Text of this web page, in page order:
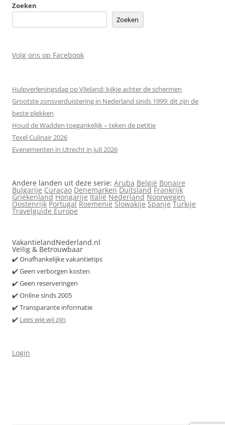
Zoeken
Zoeken
Volg ons op Facebook
Hulpverleningsdag op Vlieland: kijkje achter de schermen
Grootste zonsverduistering in Nederland sinds 1999: dit zijn de
beste plekken
Houd de Wadden toegankelijk – teken de petitie
Texel Culinair 2026
Evenementen in Utrecht in juli 2026
Andere landen uit deze serie: Aruba België Bonaire
Bulgarije Curaçao Denemarken Duitsland Frankrijk
Griekenland Hongarije Italië Nederland Noorwegen
Oostenrijk Portugal Roemenië Slowakije Spanje Turkije
Travelguide Europe
VakantielandNederland.nl
Veilig & Betrouwbaar
✔️ Onafhankelijke vakantietips
✔️ Geen verborgen kosten
✔️ Geen reserveringen
✔️ Online sinds 2005
✔️ Transparante informatie
✔️ Lees wie wij zijn
Login